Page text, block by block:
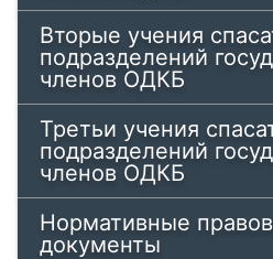
Вторые учения
подразделений
членов ОДКБ
Третьи учения
подразделений
членов ОДКБ
Нормативные
документы